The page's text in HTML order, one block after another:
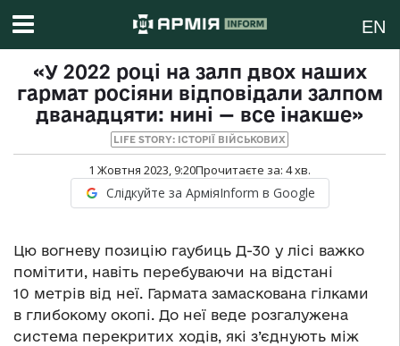
EN
«У 2022 році на залп двох наших
гармат росіяни відповідали залпом
дванадцяти: нині — все інакше»
LIFE STORY: ІСТОРІЇ ВІЙСЬКОВИХ
1 Жовтня 2023, 9:20Прочитаєте за: 4хв.
Слідкуйте за АрміяInform в Google
Цю вогневу позицію гаубиць Д-30 у лісі важко
помітити, навіть перебуваючи на відстані
10 метрів від неї. Гармата замаскована гілками
в глибокому окопі. До неї веде розгалужена
система перекритих ходів, які з’єднують між